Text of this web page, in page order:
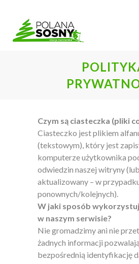
Czym są ciasteczka (pliki
Ciasteczko jest plikiem
(tekstowym), który jest
komputerze użytkownika
odwiedzin naszej witryny (lub
aktualizowany – w
ponownych/kolejnych).
W jaki sposób
w naszym serwisie?
Nie gromadzimy ani nie
żadnych informacji
bezpośrednią identyfikację